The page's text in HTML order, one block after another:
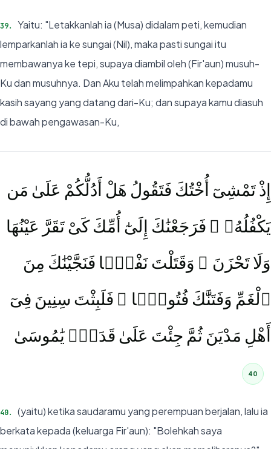
39.
Yaitu: "Letakkanlah ia (Musa) didalam peti, kemudian
lemparkanlah ia ke sungai (Nil), maka pasti sungai itu
membawanya ke tepi, supaya diambil oleh (Fir'aun) musuh-
Ku dan musuhnya. Dan Aku telah melimpahkan kepadamu
kasih sayang yang datang dari-Ku; dan supaya kamu diasuh
di bawah pengawasan-Ku,
إِذْ تَمْشِىٓ أُخْتُكَ فَتَقُولُ هَلْ أَدُلُّكُمْ عَلَىٰ مَن
يَكْفُلُهُۥ ۖ فَرَجَعْنَٰكَ إِلَىٰٓ أُمِّكَ كَىْ تَقَرَّ عَيْنُهَا
وَلَا تَحْزَنَ ۚ وَقَتَلْتَ نَفْسًۭا فَنَجَّيْنَٰكَ مِنَ
ٱلْغَمِّ وَفَتَنَّٰكَ فُتُونًۭا ۚ فَلَبِثْتَ سِنِينَ فِىٓ
أَهْلِ مَدْيَنَ ثُمَّ جِئْتَ عَلَىٰ قَدَرٍۢ يَٰمُوسَىٰ
40
40.
(yaitu) ketika saudaramu yang perempuan berjalan, lalu ia
berkata kepada (keluarga Fir'aun): "Bolehkah saya